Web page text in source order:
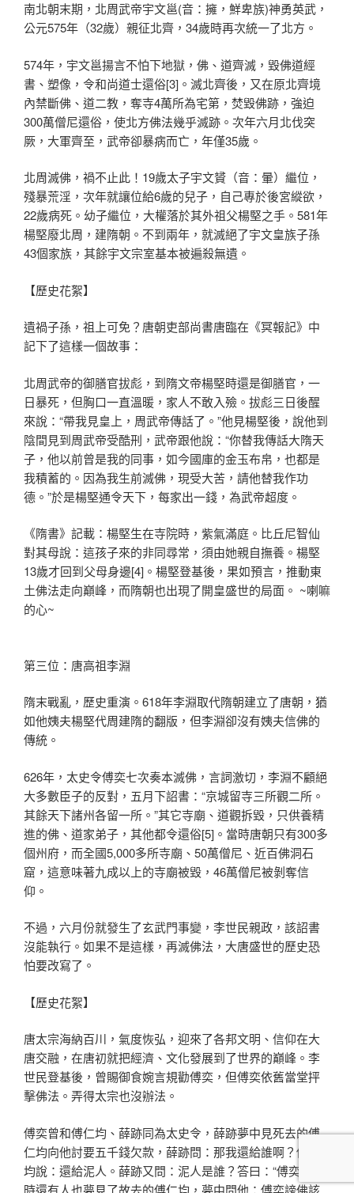
南北朝末期，北周武帝宇文邕(音：擁，鮮卑族)神勇英武，
公元575年（32歲）親征北齊，34歲時再次統一了北方。
574年，宇文邕揚言不怕下地獄，佛、道齊滅，毀佛道經
書、塑像，令和尚道士還俗[3]。滅北齊後，又在原北齊境
內禁斷佛、道二教，奪寺4萬所為宅第，焚毀佛跡，強迫
300萬僧尼還俗，使北方佛法幾乎滅跡。次年六月北伐突
厥，大軍齊至，武帝卻暴病而亡，年僅35歲。
北周滅佛，禍不止此！19歲太子宇文贇（音：暈）繼位，
殘暴荒淫，次年就讓位給6歲的兒子，自己專於後宮縱欲，
22歲病死。幼子繼位，大權落於其外祖父楊堅之手。581年
楊堅廢北周，建隋朝。不到兩年，就滅絕了宇文皇族子孫
43個家族，其餘宇文宗室基本被遍殺無遺。
【歷史花絮】
遺禍子孫，祖上可免？唐朝吏部尚書唐臨在《冥報記》中
記下了這樣一個故事：
北周武帝的御膳官拔彪，到隋文帝楊堅時還是御膳官，一
日暴死，但胸口一直溫暖，家人不敢入殮。拔彪三日後醒
來說：“帶我見皇上，周武帝傳話了。”他見楊堅後，說他到
陰間見到周武帝受酷刑，武帝跟他說：“你替我傳話大隋天
子，他以前曾是我的同事，如今國庫的金玉布帛，也都是
我積蓄的。因為我生前滅佛，現受大苦，請他替我作功
德。”於是楊堅通令天下，每家出一錢，為武帝超度。
《隋書》記載：楊堅生在寺院時，紫氣滿庭。比丘尼智仙
對其母說：這孩子來的非同尋常，須由她親自撫養。楊堅
13歲才回到父母身邊[4]。楊堅登基後，果如預言，推動東
土佛法走向巔峰，而隋朝也出現了開皇盛世的局面。 ~喇嘛
的心~
第三位：唐高祖李淵
隋末戰亂，歷史重演。618年李淵取代隋朝建立了唐朝，猶
如他姨夫楊堅代周建隋的翻版，但李淵卻沒有姨夫信佛的
傳統。
626年，太史令傅奕七次奏本滅佛，言詞激切，李淵不顧絕
大多數臣子的反對，五月下詔書：“京城留寺三所觀二所。
其餘天下諸州各留一所。”其它寺廟、道觀拆毀，只供養精
進的佛、道家弟子，其他都令還俗[5]。當時唐朝只有300多
個州府，而全國5,000多所寺廟、50萬僧尼、近百佛洞石
窟，這意味著九成以上的寺廟被毀，46萬僧尼被剝奪信
仰。
不過，六月份就發生了玄武門事變，李世民親政，該詔書
沒能執行。如果不是這樣，再滅佛法，大唐盛世的歷史恐
怕要改寫了。
【歷史花絮】
唐太宗海納百川，氣度恢弘，迎來了各邦文明、信仰在大
唐交融，在唐初就把經濟、文化發展到了世界的巔峰。李
世民登基後，曾賜御食婉言規勸傅奕，但傅奕依舊當堂抨
擊佛法。弄得太宗也沒辦法。
傅奕曾和傅仁均、薛跡同為太史令，薛跡夢中見死去的傅
仁均向他討要五千錢欠款，薛跡問：那我還給誰啊？傅仁
均說：還給泥人。薛跡又問：泥人是誰？答曰：“傅奕！”當
時還有人也夢見了故去的傅仁均，夢中問他：傅奕謗佛該